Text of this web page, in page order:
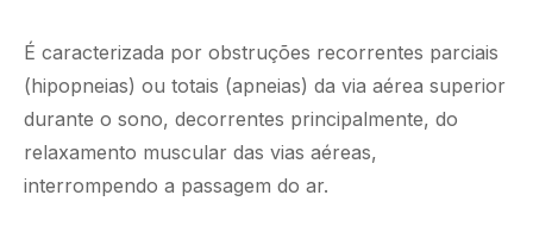
É caracterizada por obstruções recorrentes parciais
(hipopneias) ou totais (apneias) da via aérea superior
durante o sono, decorrentes principalmente, do
relaxamento muscular das vias aéreas,
interrompendo a passagem do ar.